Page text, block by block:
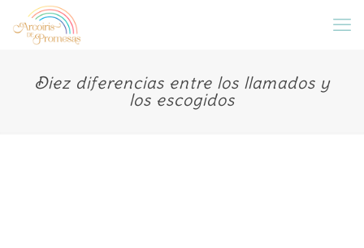
Diez diferencias entre los llamados y
los escogidos